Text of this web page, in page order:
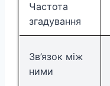
Частота
згадування
Зв’язок між
ними